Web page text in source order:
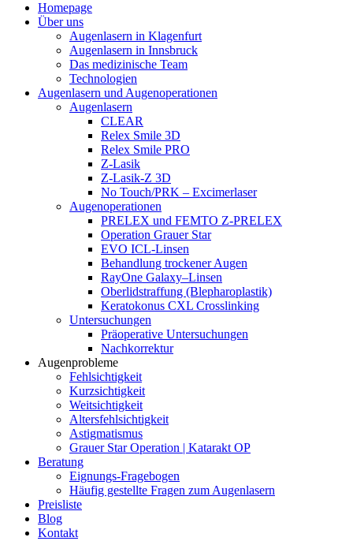
Homepage
Über uns
Augenlasern in Klagenfurt
Augenlasern in Innsbruck
Das medizinische Team
Technologien
Augenlasern und Augenoperationen
Augenlasern
CLEAR
Relex Smile 3D
Relex Smile PRO
Z-Lasik
Z-Lasik-Z 3D
No Touch/PRK – Excimerlaser
Augenoperationen
PRELEX und FEMTO Z-PRELEX
Operation Grauer Star
EVO ICL-Linsen
Behandlung trockener Augen
RayOne Galaxy–Linsen
Oberlidstraffung (Blepharoplastik)
Keratokonus CXL Crosslinking
Untersuchungen
Präoperative Untersuchungen
Nachkorrektur
Augenprobleme
Fehlsichtigkeit
Kurzsichtigkeit
Weitsichtigkeit
Altersfehlsichtigkeit
Astigmatismus
Grauer Star Operation | Katarakt OP
Beratung
Eignungs-Fragebogen
Häufig gestellte Fragen zum Augenlasern
Preisliste
Blog
Kontakt